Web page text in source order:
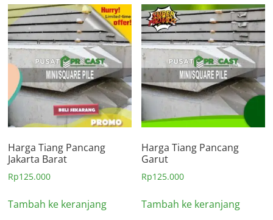
Harga Tiang Pancang
Jakarta Barat
Rp125.000
Tambah ke keranjang
Harga Tiang Pancang
Garut
Rp125.000
Tambah ke keranjang